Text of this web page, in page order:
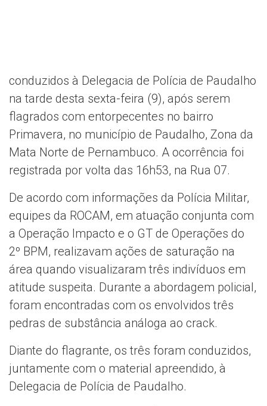
conduzidos à Delegacia de Polícia de Paudalho
na tarde desta sexta-feira (9), após serem
flagrados com entorpecentes no bairro
Primavera, no município de Paudalho, Zona da
Mata Norte de Pernambuco. A ocorrência foi
registrada por volta das 16h53, na Rua 07.
De acordo com informações da Polícia Militar,
equipes da ROCAM, em atuação conjunta com
a Operação Impacto e o GT de Operações do
2º BPM, realizavam ações de saturação na
área quando visualizaram três indivíduos em
atitude suspeita. Durante a abordagem policial,
foram encontradas com os envolvidos três
pedras de substância análoga ao crack.
Diante do flagrante, os três foram conduzidos,
juntamente com o material apreendido, à
Delegacia de Polícia de Paudalho.